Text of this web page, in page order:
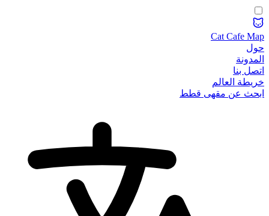
Cat Cafe Map
حول
المدونة
اتصل بنا
خريطة العالم
ابحث عن مقهى قطط